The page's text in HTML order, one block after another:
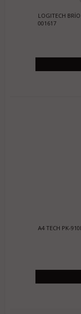
LOGITECH
001617
A4 TECH PK-